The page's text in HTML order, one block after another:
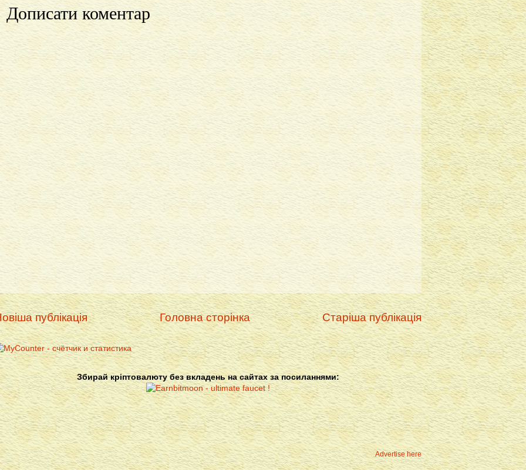
Дописати коментар
публікація Старіша публікація
Головна сторінка
Збирай кріптовалюту без вкладень на сайтах за посиланнями:
Advertise here